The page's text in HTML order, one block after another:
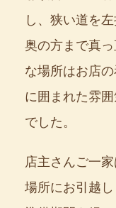
し、狭い道を
奥の方まで真
な場所はお店
に囲まれた雰囲
でした。
店主さんご一
場所にお引越